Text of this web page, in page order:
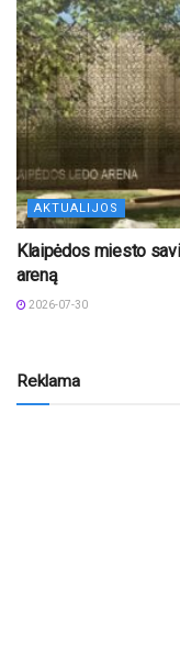
AKTUALIJOS
Klaipėdos miesto
areną
2026-07-30
Reklama